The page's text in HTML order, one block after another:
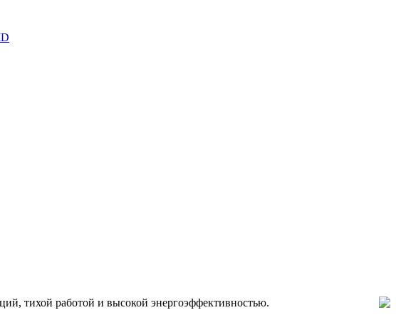
тихой работой и высокой энергоэффективностью.